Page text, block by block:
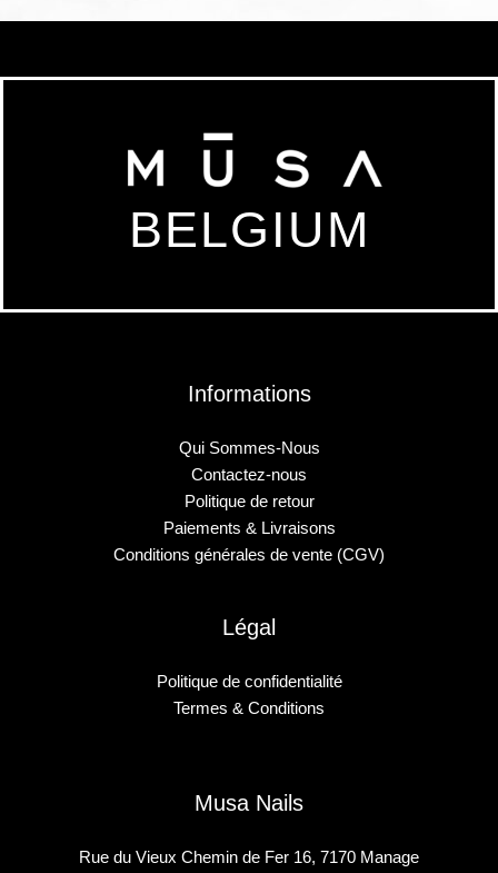
BELGIUM
Informations
Qui Sommes-Nous
Contactez-nous
Politique de retour
Paiements & Livraisons
Conditions générales de vente (CGV)
Légal
Politique de confidentialité
Termes & Conditions
Musa Nails
Rue du Vieux Chemin de Fer 16, 7170 Manage